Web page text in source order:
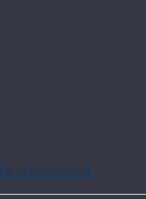
la password